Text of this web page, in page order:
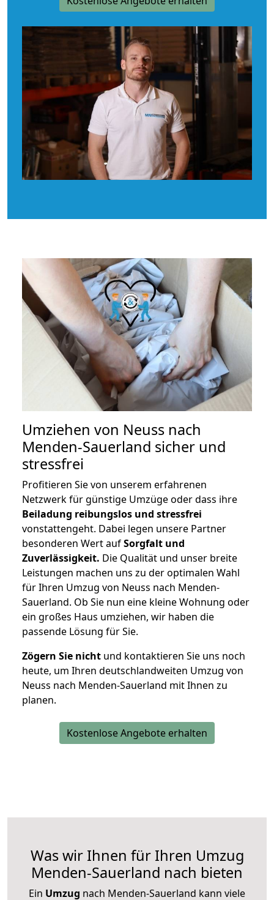
Umziehen von Neuss nach
Menden-Sauerland sicher und
stressfrei
Profitieren Sie von unserem erfahrenen
Netzwerk für günstige Umzüge oder dass ihre
Beiladung reibungslos und stressfrei
vonstattengeht. Dabei legen unsere Partner
besonderen Wert aufSorgfalt und
Zuverlässigkeit. Die Qualität und unser breite
Leistungen machen uns zu der optimalen Wahl
für Ihren Umzug von Neuss nach Menden-
Sauerland. Ob Sie nun eine kleine Wohnung oder
ein großes Haus umziehen, wir haben die
passende Lösung für Sie.
Zögern Sie nicht und kontaktieren Sie uns noch
heute, um Ihren deutschlandweiten Umzug von
Neuss nach Menden-Sauerland mit Ihnen zu
planen.
Kostenlose Angebote erhalten
Was wir Ihnen für Ihren Umzug
Menden-Sauerland nach bieten
Ein Umzug nach Menden-Sauerland kann viele